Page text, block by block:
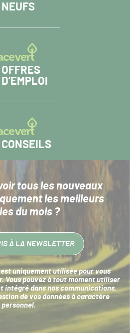
NEUFS
OFFRES
D’EMPLOI
CONSEILS
tous les nouveaux
les meilleurs
du mois ?
À LA NEWSLETTER
uniquement utilisée pour vous
Vous pouvez à tout moment utiliser
intégré dans nos communications.
de vos données à caractère
personnel.